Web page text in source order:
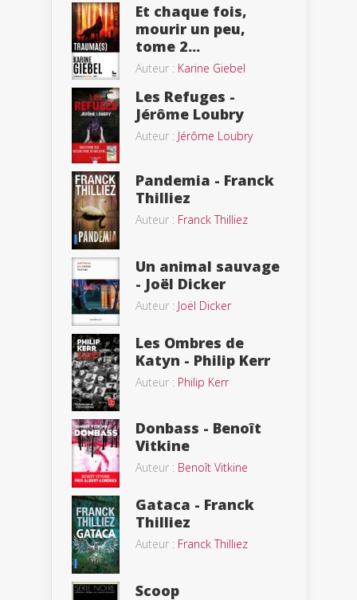
Et chaque fois,
mourir un peu,
tome 2...
Auteur : Karine Giebel
Les Refuges -
Jérôme Loubry
Auteur : Jérôme Loubry
Pandemia - Franck
Thilliez
Auteur : Franck Thilliez
Un animal sauvage
- Joël Dicker
Auteur : Joël Dicker
Les Ombres de
Katyn - Philip Kerr
Auteur : Philip Kerr
Donbass - Benoît
Vitkine
Auteur : Benoît Vitkine
Gataca - Franck
Thilliez
Auteur : Franck Thilliez
Scoop